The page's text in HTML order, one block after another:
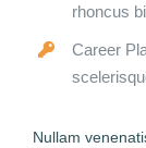
rhoncus
Career
Nullam